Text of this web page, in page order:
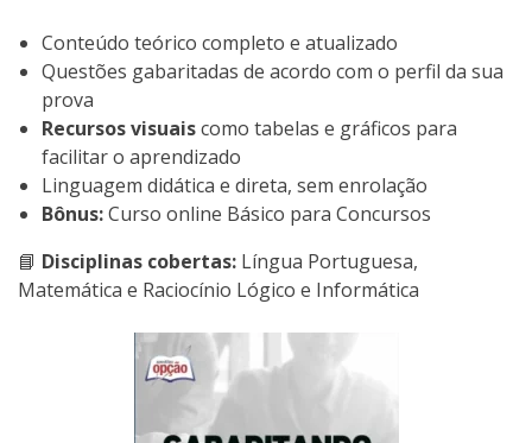
Conteúdo teórico completo e atualizado
Questões gabaritadas de acordo com o perfil da sua
prova
Recursos visuaiscomo tabelas e gráficos para
facilitar o aprendizado
Linguagem didática e direta, sem enrolação
Bônus:Curso online Básico para Concursos
📘 Disciplinas cobertas: Língua Portuguesa,
Matemática e Raciocínio Lógico e Informática